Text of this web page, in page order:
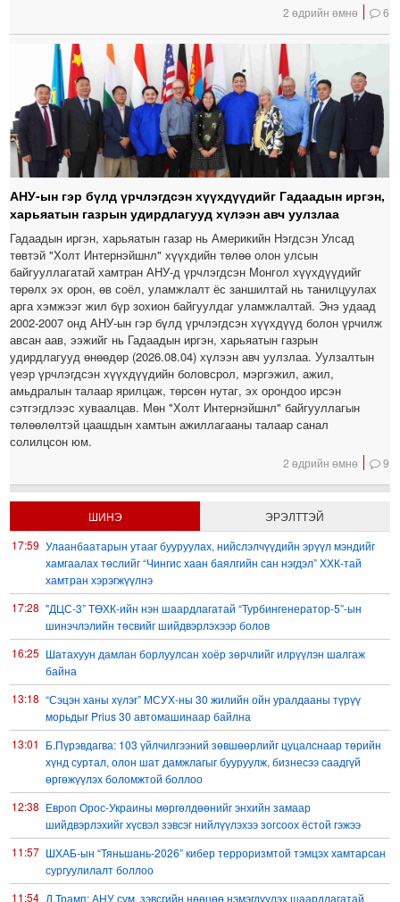
2 өдрийн өмнө 6
АНУ-ын гэр бүлд үрчлэгдсэн хүүхдүүдийг Гадаадын иргэн,
харьяатын газрын удирдлагууд хүлээн авч уулзлаа
Гадаадын иргэн, харьяатын газар нь Америкийн Нэгдсэн Улсад
төвтэй "Холт Интернэйшнл" хүүхдийн төлөө олон улсын
байгууллагатай хамтран АНУ-д үрчлэгдсэн Монгол хүүхдүүдийг
төрөлх эх орон, өв соёл, уламжлалт ёс заншилтай нь танилцуулах
арга хэмжээг жил бүр зохион байгуулдаг уламжлалтай. Энэ удаад
2002-2007 онд АНУ-ын гэр бүлд үрчлэгдсэн хүүхдүүд болон үрчилж
авсан аав, ээжийг нь Гадаадын иргэн, харьяатын газрын
удирдлагууд өнөөдөр (2026.08.04) хүлээн авч уулзлаа. Уулзалтын
үеэр үрчлэгдсэн хүүхдүүдийн боловсрол, мэргэжил, ажил,
амьдралын талаар ярилцаж, төрсөн нутаг, эх орондоо ирсэн
сэтгэгдлээс хуваалцав. Мөн "Холт Интернэйшнл" байгууллагын
төлөөлөлтэй цаашдын хамтын ажиллагааны талаар санал
солилцсон юм.
2 өдрийн өмнө 9
ШИНЭ
ЭРЭЛТТЭЙ
17:59 Улаанбаатарын утааг бууруулах, нийслэлчүүдийн эрүүл мэндийг
хамгаалах төслийг “Чингис хаан баялгийн сан нэгдэл” ХХК-тай
хамтран хэрэгжүүлнэ
17:28 "ДЦС-3” ТӨХК-ийн нэн шаардлагатай “Турбингенератор-5”-ын
шинэчлэлийн төсвийг шийдвэрлэхээр болов
16:25 Шатахуун дамлан борлуулсан хоёр зөрчлийг илрүүлэн шалгаж
байна
13:18 “Сэцэн ханы хүлэг” МСУХ-ны 30 жилийн ойн уралдааны түрүү
морьдыг Prius 30 автомашинаар байлна
13:01 Б.Пүрэвдагва: 103 үйлчилгээний зөвшөөрлийг цуцалснаар төрийн
хүнд суртал, олон шат дамжлагыг бууруулж, бизнесээ саадгүй
өргөжүүлэх боломжтой боллоо
12:38 Европ Орос-Украины мөргөлдөөнийг энхийн замаар
шийдвэрлэхийг хүсвэл зэвсэг нийлүүлэхээ зогсоох ёстой гэжээ
11:57 ШХАБ-ын “Тяньшань-2026” кибер терроризмтой тэмцэх хамтарсан
сургуулилалт боллоо
11:54 Д.Трамп: АНУ сум, зэвсгийн нөөцөө нэмэгдүүлэх шаардлагатай